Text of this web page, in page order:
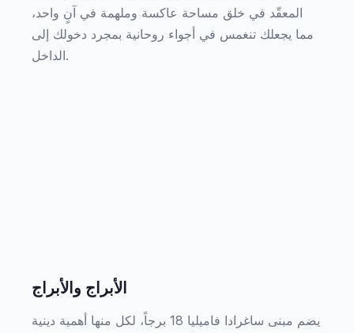
المعقّد في خلق مساحة عاكسة وملهمة في آنٍ واحد،
مما يجعلك تنغمس في أجواء روحانية بمجرد دخولك إلى
الداخل.
الأبراج والأبراج
يضم مبنى ساغرادا فاميليا 18 برجاً، لكل منها أهمية دينية